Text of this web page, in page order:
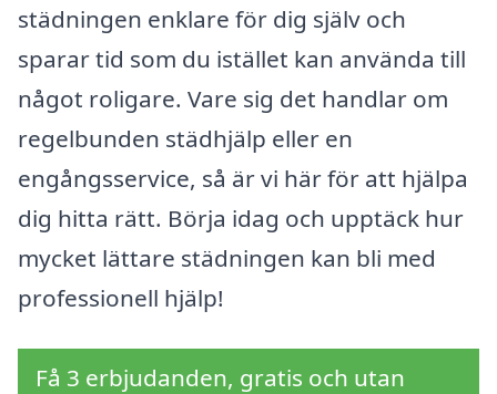
städningen enklare för dig själv och
sparar tid som du istället kan använda till
något roligare. Vare sig det handlar om
regelbunden städhjälp eller en
engångsservice, så är vi här för att hjälpa
dig hitta rätt. Börja idag och upptäck hur
mycket lättare städningen kan bli med
professionell hjälp!
Få 3 erbjudanden, gratis och utan